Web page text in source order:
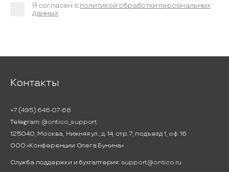
Я согласен с политикой обработки персональных
данных
Контакты
+7 (495) 646-07-68
Telegram: @ontico_support
125040, Москва, Нижняя ул., д. 14, стр. 7, подъезд 1, оф. 16
ООО «Конференции Олега Бунина»
Служба поддержки и бухгалтерия: support@ontico.ru